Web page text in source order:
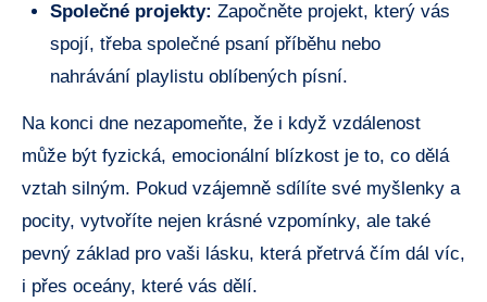
Společné projekty: Započněte projekt, který vás
spojí, třeba společné psaní příběhu nebo
nahrávání playlistu oblíbených písní.
Na konci dne nezapomeňte, že i když vzdálenost
může být fyzická, emocionální blízkost je to, co dělá
vztah silným. Pokud vzájemně sdílíte své myšlenky a
pocity, vytvoříte nejen krásné vzpomínky, ale také
pevný základ pro vaši lásku, která přetrvá čím dál víc,
i přes oceány, které vás dělí.